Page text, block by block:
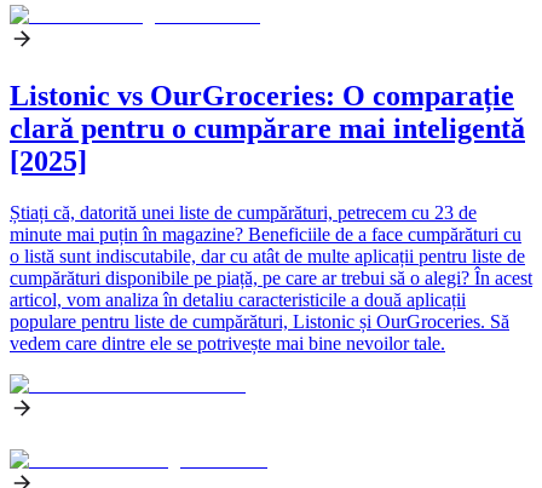
Listonic vs OurGroceries: O comparație
clară pentru o cumpărare mai inteligentă
[2025]
Știați că, datorită unei liste de cumpărături, petrecem cu 23 de
minute mai puțin în magazine? Beneficiile de a face cumpărături cu
o listă sunt indiscutabile, dar cu atât de multe aplicații pentru liste de
cumpărături disponibile pe piață, pe care ar trebui să o alegi? În acest
articol, vom analiza în detaliu caracteristicile a două aplicații
populare pentru liste de cumpărături, Listonic și OurGroceries. Să
vedem care dintre ele se potrivește mai bine nevoilor tale.